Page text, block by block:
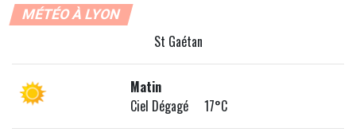
MÉTÉO À LYON
St Gaétan
Matin
Ciel Dégagé 17°C